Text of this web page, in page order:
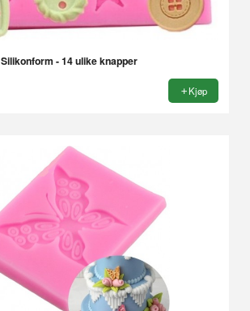
Silikonform - 14 ulike knapper
Kjøp